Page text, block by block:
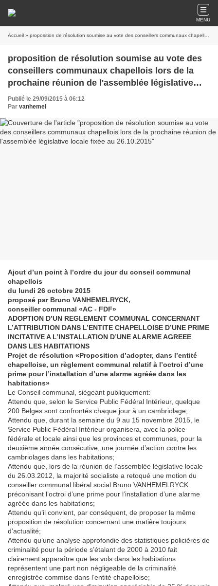
MENU
Accueil » proposition de résolution soumise au vote des conseillers communaux chapellois lors de la prochaine réunion de l'assemblée législative locale fixée au 26.10.2015
proposition de résolution soumise au vote des
conseillers communaux chapellois lors de la
prochaine réunion de l'assemblée législative
locale fixée au 26.10.2015
Publié le 29/09/2015 à 06:12
Par vanhemel
Ajout d’un point à l’ordre du jour du conseil communal
chapellois
du lundi 26 octobre 2015
proposé par Bruno VANHEMELRYCK,
conseiller communal «AC - FDF»
ADOPTION D’UN REGLEMENT COMMUNAL CONCERNANT
L’ATTRIBUTION DANS L’ENTITE CHAPELLOISE D’UNE PRIME
INCITATIVE A L’INSTALLATION D’UNE ALARME AGREEE
DANS LES HABITATIONS
Projet de résolution «Proposition d’adopter, dans l’entité
chapelloise, un règlement communal relatif à l’octroi d’une
prime pour l’installation d’une alarme agréée dans les
habitations»
Le Conseil communal, siégeant publiquement:
Attendu que, selon le Service Public Fédéral Intérieur, quelque
200 Belges sont confrontés chaque jour à un cambriolage;
Attendu que, durant la semaine du 9 au 15 novembre 2015, le
Service Public Fédéral Intérieur organisera, avec la police
fédérale et locale ainsi que les provinces et communes, pour la
deuxième année consécutive, une journée d’action contre les
cambriolages dans les habitations;
Attendu que, lors de la réunion de l’assemblée législative locale
du 26.03.2012, la majorité socialiste a retoqué une motion du
conseiller communal libéral social Bruno VANHEMELRYCK
préconisant l’octroi d’une prime pour l’installation d’une alarme
agréée dans les habitations;
Attendu qu’il convient, par conséquent, de proposer la même
proposition de résolution concernant une matière toujours
d’actualité;
Attendu qu’une analyse approfondie des statistiques policières de
criminalité pour la période s’étalant de 2000 à 2010 fait
clairement apparaître que les vols dans les habitations
représentent une part non négligeable de la criminalité
enregistrée commise dans l’entité chapelloise;